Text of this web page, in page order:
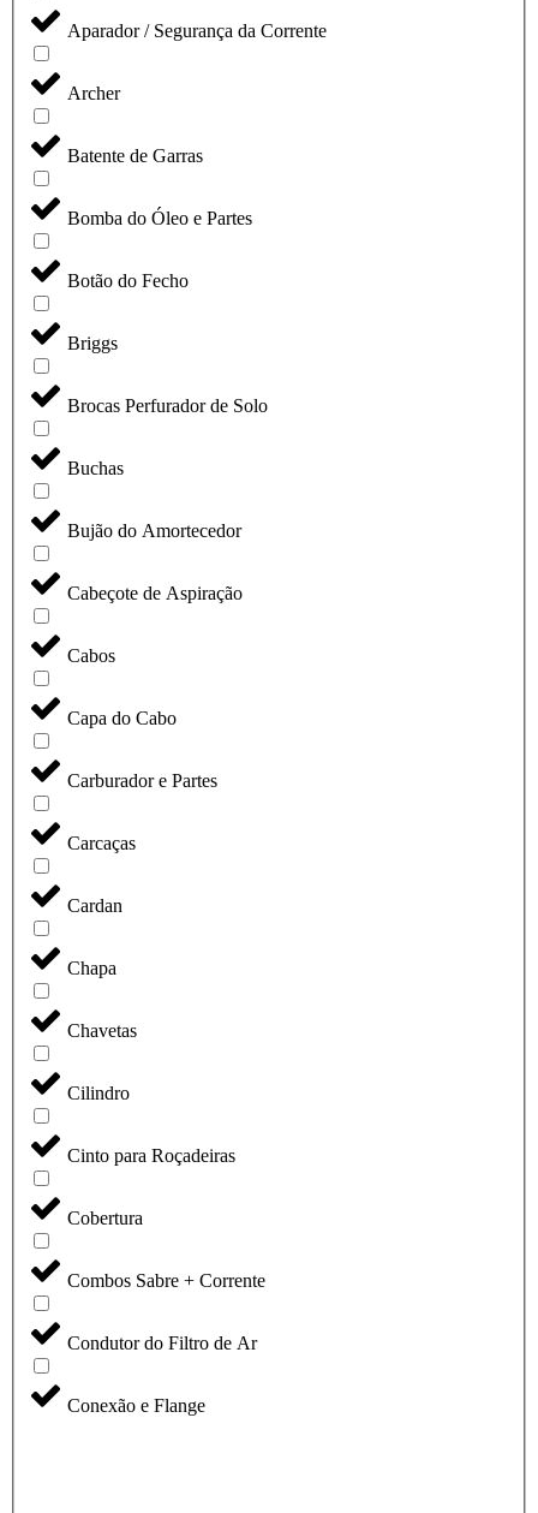
Aparador / Segurança da Corrente
Archer
Batente de Garras
Bomba do Óleo e Partes
Botão do Fecho
Briggs
Brocas Perfurador de Solo
Buchas
Bujão do Amortecedor
Cabeçote de Aspiração
Cabos
Capa do Cabo
Carburador e Partes
Carcaças
Cardan
Chapa
Chavetas
Cilindro
Cinto para Roçadeiras
Cobertura
Combos Sabre + Corrente
Condutor do Filtro de Ar
Conexão e Flange